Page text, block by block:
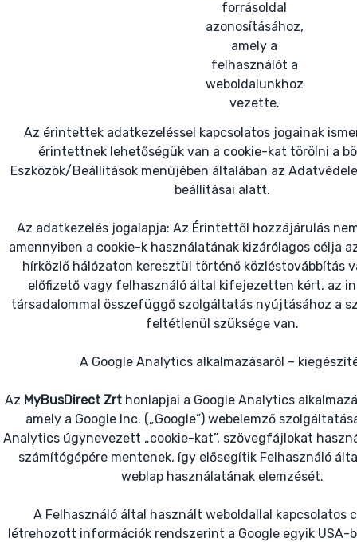
forrásoldal
azonosításához,
amely a
felhasználót a
weboldalunkhoz
vezette.
Az érintettek adatkezeléssel kapcsolatos jogainak
érintettnek lehetőségük van a cookie-kat törölni a
Eszközök/Beállítások menüjében általában az
beállításai alatt.
Az adatkezelés jogalapja: Az Érintettől hozzájárulás
amennyiben a cookie-k használatának kizárólagos célja
hírközlő hálózaton keresztül történő közléstovábbítás
előfizető vagy felhasználó által kifejezetten kért, az
társadalommal összefüggő szolgáltatás nyújtásához a
feltétlenül szüksége van.
A Google Analytics alkalmazásaról –
Az MyBusDirect Zrt honlapjai a Google Analytics
amely a Google Inc. („Google”) webelemző
Analytics úgynevezett „cookie-kat”, szövegfájlokat
számítógépére mentenek, így elősegítik Felhasználó
weblap használatának elemzését.
A Felhasználó által használt weboldallal kapcsolatos
létrehozott információk rendszerint a Google egyik USA-